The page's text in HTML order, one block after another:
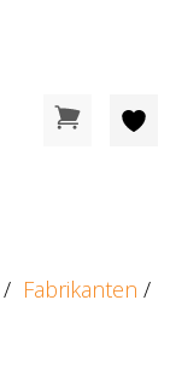
/ Fabrikanten /